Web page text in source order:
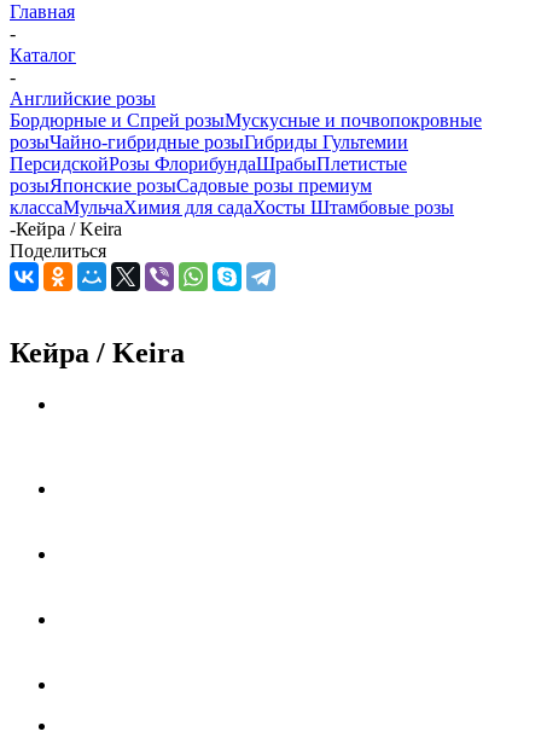
Главная
-
Каталог
-
Английские розы
Бордюрные и Спрей розыМускусные и почвопокровные
розыЧайно-гибридные розыГибриды Гультемии
ПерсидскойРозы ФлорибундаШрабыПлетистые
розыЯпонские розыСадовые розы премиум
классаМульчаХимия для садаХосты Штамбовые розы
-Кейра / Keira
Поделиться
Кейра / Keira